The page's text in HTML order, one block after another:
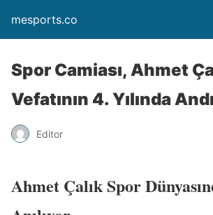
mesports.co
Spor Camiası, Ahmet
Vefatının 4. Yılında Andı
Editor
Ahmet Çalık Spor